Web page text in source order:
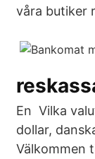
våra butiker
En Vilka
dollar,
Välkommen